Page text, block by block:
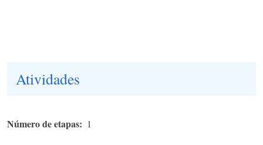
Atividades
Número de etapas 1